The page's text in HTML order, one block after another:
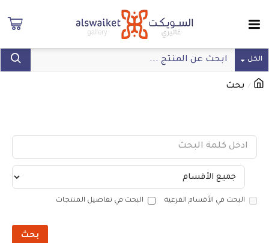
الكل
بحث
البحث في الأقسام الفرعية البحث في تفاصيل المنتجات
بحث